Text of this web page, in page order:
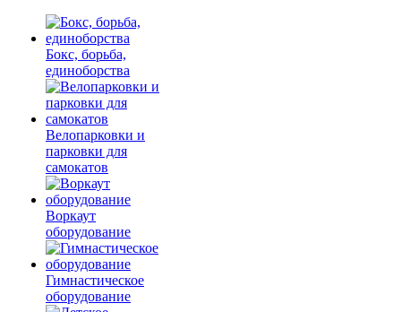
Бокс, борьба,
единоборства
Велопарковки и
парковки для
самокатов
Воркаут
оборудование
Гимнастическое
оборудование